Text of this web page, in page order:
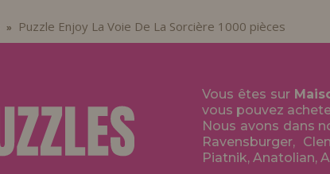
» Puzzle Enjoy La Voie De La Sorcière 1000 pièces
Vous êtes sur
vous pouvez
Nous avons dans
Ravensburger,
Piatnik, Anatolian,